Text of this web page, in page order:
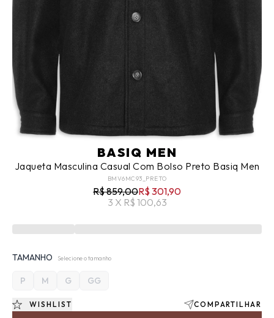
BASIQ MEN
Jaqueta Masculina Casual Com Bolso Preto Basiq Men
BMV6MC93_PRETO
R$ 859,00R$ 301,90
3 X R$ 100,63
TAMANHO Selecione o tamanho
P M G GG
WISHLIST COMPARTILHAR